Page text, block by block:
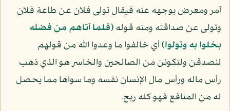
آمر ومعرض بوجهه عنه فيقال تولى فلان عن طاعة فلان
وتولى عن صداقته ومنه قوله﴿فلما آتاهم من فضله
بخلوا به وتولوا﴾أي خالفوا ما وعدوا الله من قولهم
لنصدقن ولنكونن من الصالحين والخاسر هو الذي ذهب
رأس ماله ورأس مال الإنسان نفسه وما سواها مما يحصل
له من المنافع فهو كله ربح.